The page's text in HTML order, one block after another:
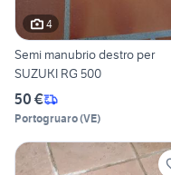
4
Semi manubrio destro per
SUZUKI RG 500
50 €
Portogruaro(VE)